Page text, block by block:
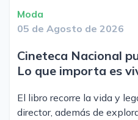
Moda
05 de Agosto de 2026
Cineteca Nacional
Lo que importa es
El libro recorre la vida y
director, además de